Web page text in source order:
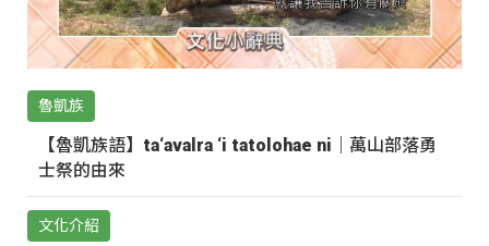
魯凱族
【魯凱族語】ta‘avalra ‘i tatolohae ni｜萬山部落勇
士祭的由來
文化介紹